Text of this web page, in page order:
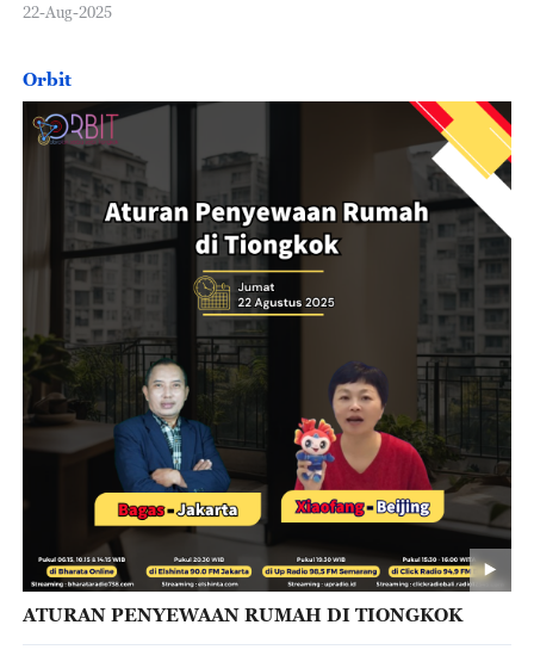
22-Aug-2025
Orbit
ATURAN PENYEWAAN RUMAH DI TIONGKOK